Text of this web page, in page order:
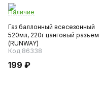
Наличие
Газ баллонный всесезонный
520мл, 220г цанговый разъем
(RUNWAY)
Код 86338
199 ₽